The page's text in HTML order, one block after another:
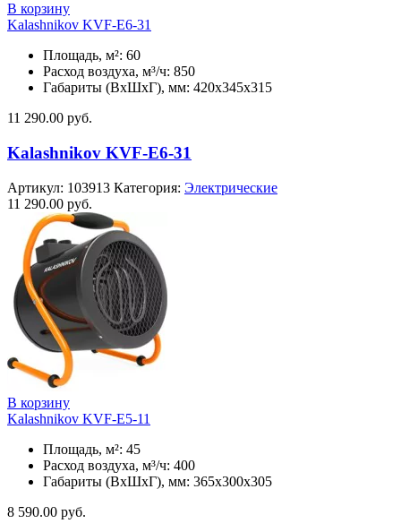
В корзину
Kalashnikov KVF-E6-31
Площадь, м²: 60
Расход воздуха, м³/ч: 850
Габариты (ВхШхГ), мм: 420x345x315
11 290.00 руб.
Kalashnikov KVF-E6-31
Артикул: 103913 Категория: Электрические
11 290.00 руб.
В корзину
Kalashnikov KVF-E5-11
Площадь, м²: 45
Расход воздуха, м³/ч: 400
Габариты (ВхШхГ), мм: 365x300x305
8 590.00 руб.